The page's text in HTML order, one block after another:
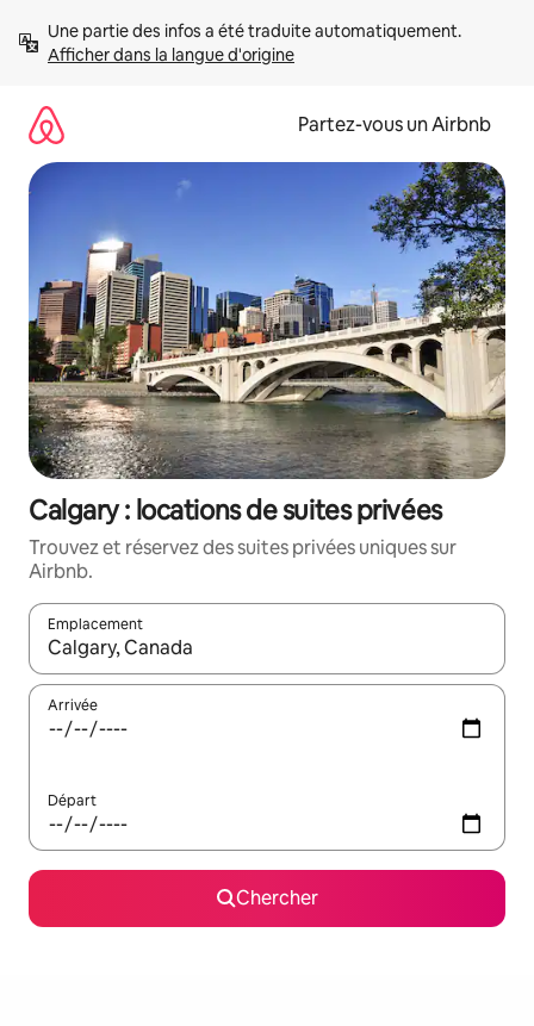
directement
Afficher dans la langue d'origine
Partez-vous un Airbnb
Calgary : locations de suites privées
Trouvez et réservez des suites privées uniques sur
Airbnb.
Emplacement
Quand les résultats sont affichés, parcourez-les en utilisant
Arrivée
Départ
Chercher